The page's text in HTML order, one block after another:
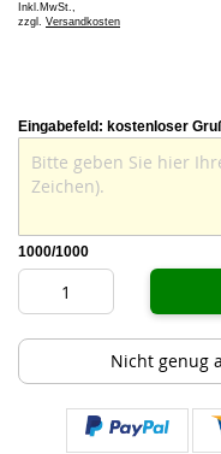
Inkl.MwSt.,
zzgl. Versandkosten
Eingabefeld: kostenloser
1000/1000
Nicht genug